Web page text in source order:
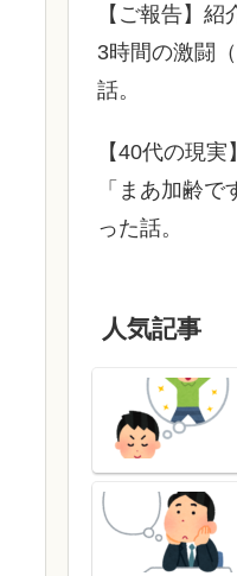
【ご報告】紹
3時間の激闘
話。
【40代の現
「まあ加齢
った話。
人気記事